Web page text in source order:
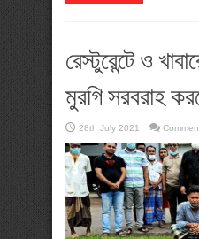
রেস্টুরেন্টে ও
মুরগি সরবরাহ
28th July 2021